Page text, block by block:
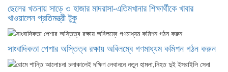
ছেলের খতনায় সাড়ে ৩ হাজার মাদরাসা-এতিমখানার শিক্ষার্থীকে খাবার
খাওয়ালেন প্রতিমন্ত্রী টুকু
সাংবাদিকতা পেশার অস্তিত্ব রক্ষায় অবিলম্বে গণমাধ্যম কমিশন গঠন করুন ‎